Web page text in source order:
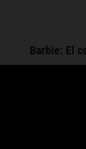
Barbie: El